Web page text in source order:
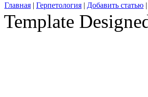
Главная | Герпетология | Добавить статью |
Template